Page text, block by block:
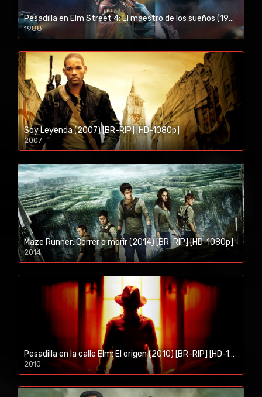
Pesadilla en Elm Street 4: El maestro de los sueños (1988) [BR-RIP] [HD-1080p]
1988
Soy Leyenda (2007) [BR-RIP] [HD-1080p]
2007
1080p/720p
Maze Runner: Correr o morir (2014) [BR-RIP] [HD-1080p]
2014
1080p/720p
Pesadilla en la calle Elm: El origen (2010) [BR-RIP] [HD-1080p]
2010
1080p/720p